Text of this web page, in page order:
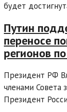
будет
Путин
переносе
регионов
Президент РФ
членами Совета
Президент